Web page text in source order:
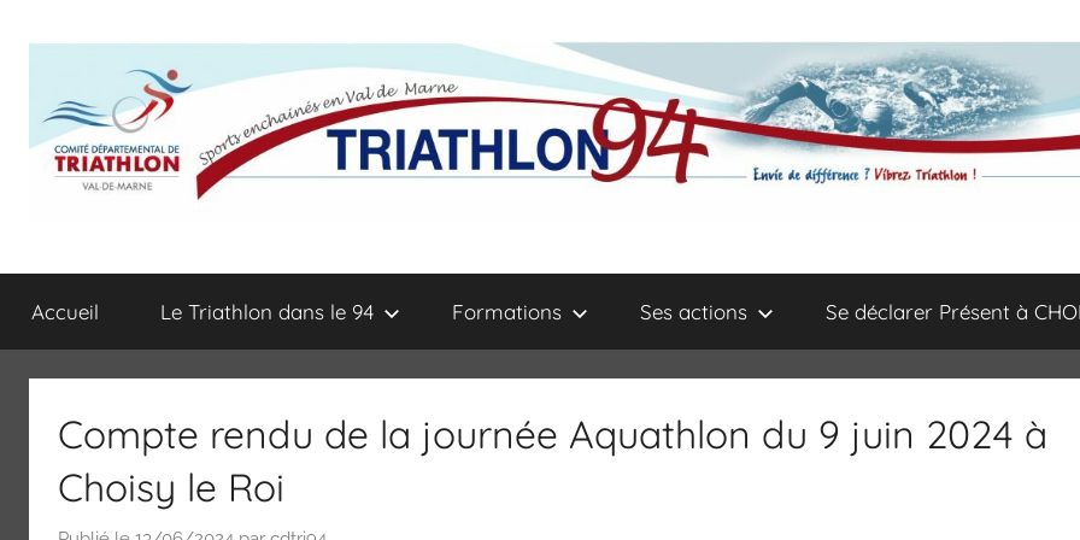
Comité
Départemental
Triathlon
enchainés
en
de
(Triathlon,
Duathlon,
Swim
Run,
Accueil Le Triathlon dans le 94 Formations Ses actions Se déclarer Présent à
Compte rendu de la journée Aquathlon du 9 juin 2024 à
Choisy le Roi